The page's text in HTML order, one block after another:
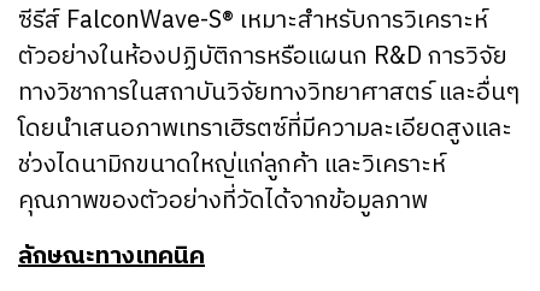
ซีรีส์ FalconWave-S® เหมาะสำหรับการวิเคราะห์
ตัวอย่างในห้องปฏิบัติการหรือแผนก R&D การวิจัย
ทางวิชาการในสถาบันวิจัยทางวิทยาศาสตร์ และอื่นๆ
โดยนำเสนอภาพเทราเฮิรตซ์ที่มีความละเอียดสูงและ
ช่วงไดนามิกขนาดใหญ่แก่ลูกค้า และวิเคราะห์
คุณภาพของตัวอย่างที่วัดได้จากข้อมูลภาพ
ลักษณะทางเทคนิค